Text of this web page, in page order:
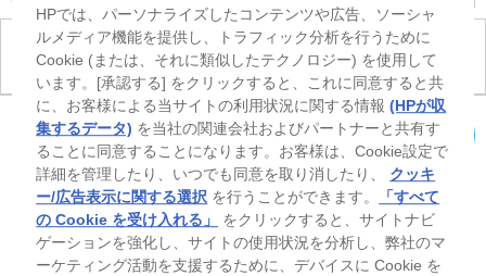
現在、このカテゴリには商品がありません。
カートを確認
※ Windowsのすべてのエディションまたはバージョンで、すべての機能を使用でき
るわけではありません。Windowsの機能を最大限に活用するには、システムのハ
ードウェア、ドライバー、ソフトウェアのアップグレードおよび/または別途購
入、あるいはBIOSのアップデートが必要になる場合があります。Windowsは自動
的にアップデートされ、有効になります。高速インターネットとMicrosoftアカウ
ントが必要になります。ISPの料金が適用され、今後アップデートの際に要件が追
加される場合があります。http://www.windows.com 外部リンクアイコンをご覧く
ださい。
HPでは、パーソナライズしたコンテンツや広告、ソーシャ
ルメディア機能を提供し、トラフィック分析を行うために
Cookie (または、それに類似したテクノロジー) を使用して
います。[承認する] をクリックすると、これに同意すると共
に、お客様による当サイトの利用状況に関する情報(HPが収
集するデータ) を当社の関連会社およびパートナーと共有す
ることに同意することになります。お客様は、Cookie設定で
詳細を管理したり、いつでも同意を取り消したり、 クッキ
ー/広告表示に関する選択 を行うことができます。
「すべて
の Cookie を受け入れる」
をクリックすると、サイトナビ
ゲーションを強化し、サイトの使用状況を分析し、弊社のマ
ーケティング活動を支援するために、デバイスに Cookie を